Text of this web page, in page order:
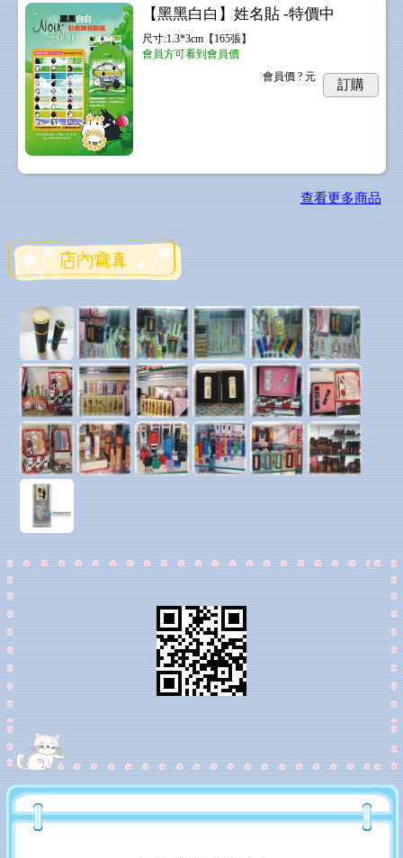
【黑黑白白】姓名貼 -特價中
尺寸:1.3*3cm【165張】
會員方可看到會員價
會員價? 元
訂購
查看更多商品